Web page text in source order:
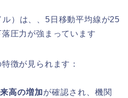
）は、、5日移動平均線が25
圧力が強まっています
徴が見られます：
高の増加が確認され、機関